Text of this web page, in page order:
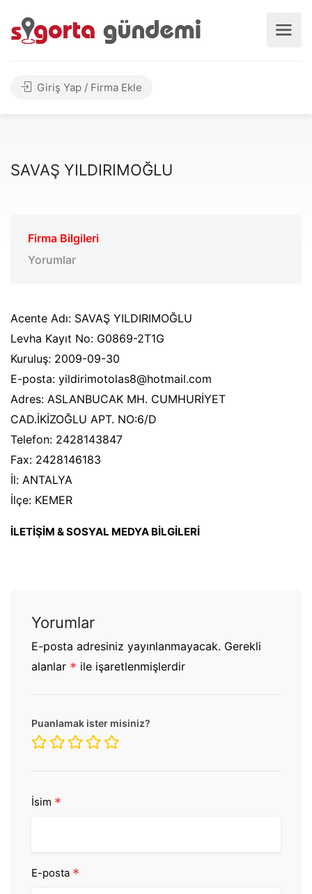
Giriş Yap / Firma Ekle
SAVAŞ YILDIRIMOĞLU
Firma Bilgileri
Yorumlar
Acente Adı: SAVAŞ YILDIRIMOĞLU
Levha Kayıt No: G0869-2T1G
Kuruluş: 2009-09-30
E-posta: yildirimotolas8@hotmail.com
Adres: ASLANBUCAK MH. CUMHURİYET
CAD.İKİZOĞLU APT. NO:6/D
Telefon: 2428143847
Fax: 2428146183
İl: ANTALYA
İlçe: KEMER
İLETİŞİM & SOSYAL MEDYA BİLGİLERİ
Yorumlar
E-posta adresiniz yayınlanmayacak. Gerekli
alanlar * ile işaretlenmişlerdir
Puanlamak ister misiniz?
İsim *
E-posta *